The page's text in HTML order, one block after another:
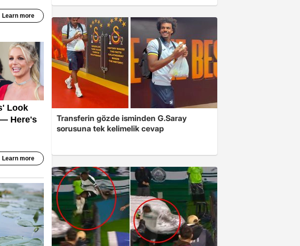
Transferin gözde isminden G.Saray
sorusuna tek kelimelik cevap